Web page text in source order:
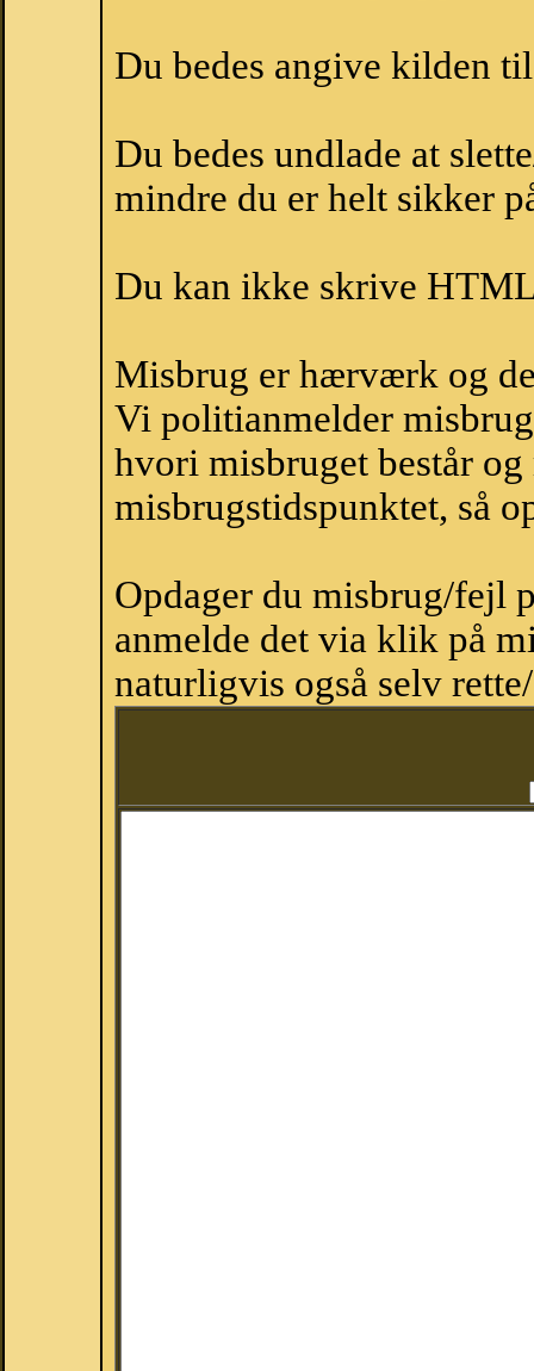
Du bedes angive kilden
Du bedes undlade at
mindre du er helt sikker
Du kan ikke skrive
Misbrug er hærværk og
Vi politianmelder
hvori misbruget består
misbrugstidspunktet, så
Opdager du misbrug/fejl
anmelde det via klik på
naturligvis også selv